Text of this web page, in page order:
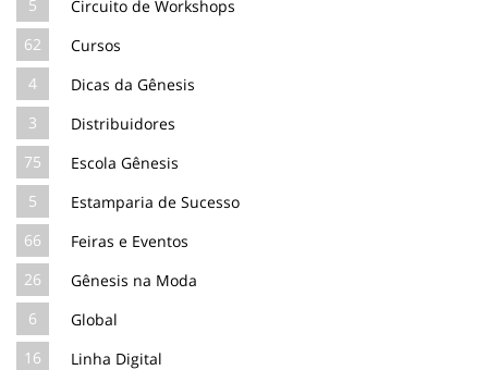
5
Circuito de Workshops
62
Cursos
4
Dicas da Gênesis
3
Distribuidores
75
Escola Gênesis
5
Estamparia de Sucesso
66
Feiras e Eventos
26
Gênesis na Moda
6
Global
16
Linha Digital